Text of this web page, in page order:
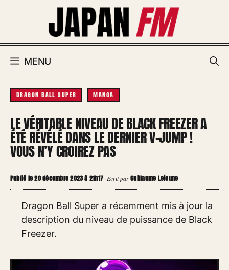
MENU
DRAGON BALL SUPER MANGA
LE VÉRITABLE NIVEAU DE BLACK FREEZER A
ÉTÉ RÉVÉLÉ DANS LE DERNIER V-JUMP !
VOUS N’Y CROIREZ PAS
Publié le 20 décembre 2023 à 21h17·Écrit parGuillaume Lejeune
Dragon Ball Super a récemment mis à jour la
description du niveau de puissance de Black
Freezer.